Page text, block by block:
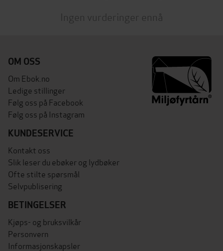
Ingen vurderinger ennå
OM OSS
Om Ebok.no
Ledige stillinger
Følg oss på Facebook
Følg oss på Instagram
KUNDESERVICE
Kontakt oss
Slik leser du ebøker og lydbøker
Ofte stilte spørsmål
Selvpublisering
BETINGELSER
Kjøps- og bruksvilkår
Personvern
Informasjonskapsler